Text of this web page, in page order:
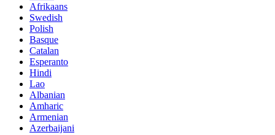
Afrikaans
Swedish
Polish
Basque
Catalan
Esperanto
Hindi
Lao
Albanian
Amharic
Armenian
Azerbaijani